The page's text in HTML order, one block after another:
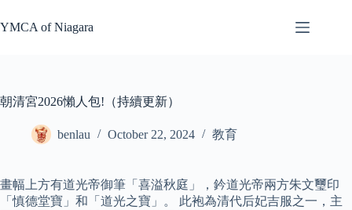
to
content
YMCA of Niagara
朝清宮2026懶人包!（持續更新）
benlau October 22, 2024 教育
畫幅上方有道光帝御筆「喜溢秋庭」，鈐道光帝兩方朱文璽印
「慎德堂寶」和「道光之寶」。 此袍為清代后妃吉服之一，主